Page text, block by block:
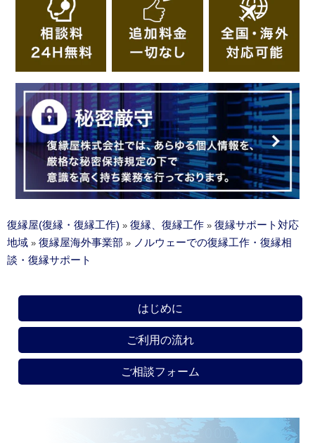
復縁屋(復縁・復縁工作) » 復縁、復縁工作 » 復縁サポート対応
地域 » 復縁屋海外事業部 » ノルウェーでの復縁工作・復縁相
談・復縁サポート
はじめに
ご利用の流れ
ご相談フォーム